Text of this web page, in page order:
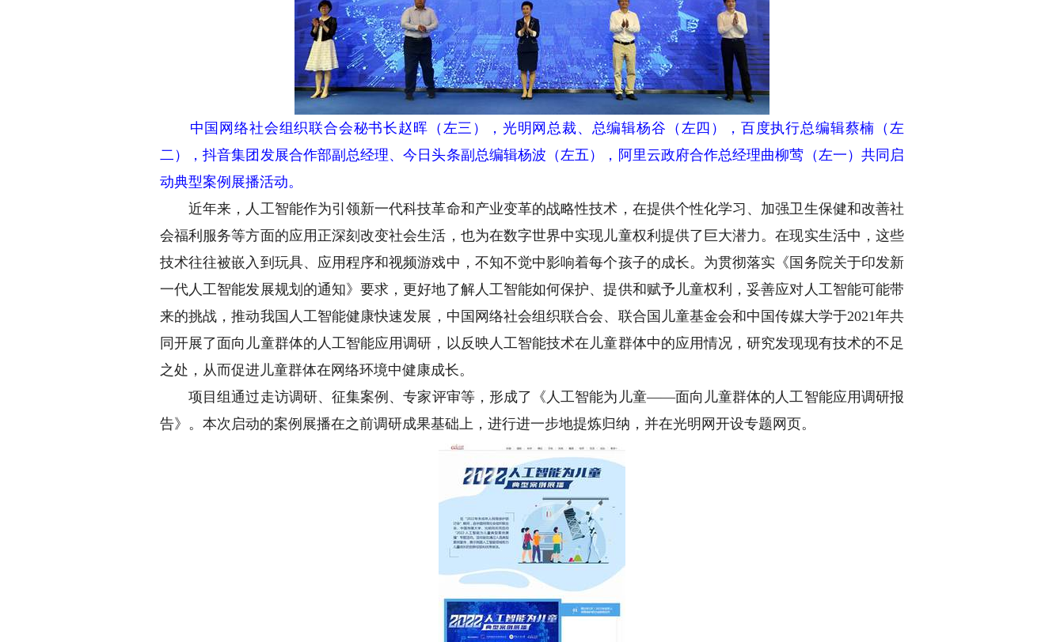
中国网络社会组织联合会秘书长赵晖（左三），光明网总裁、总编辑杨谷（左四），百度执行总编辑蔡楠（左
二），抖音集团发展合作部副总经理、今日头条副总编辑杨波（左五），阿里云政府合作总经理曲柳莺（左一）共同启
动典型案例展播活动。
近年来，人工智能作为引领新一代科技革命和产业变革的战略性技术，在提供个性化学习、加强卫生保健和改善社
会福利服务等方面的应用正深刻改变社会生活，也为在数字世界中实现儿童权利提供了巨大潜力。在现实生活中，这些
技术往往被嵌入到玩具、应用程序和视频游戏中，不知不觉中影响着每个孩子的成长。为贯彻落实《国务院关于印发新
一代人工智能发展规划的通知》要求，更好地了解人工智能如何保护、提供和赋予儿童权利，妥善应对人工智能可能带
来的挑战，推动我国人工智能健康快速发展，中国网络社会组织联合会、联合国儿童基金会和中国传媒大学于2021年共
同开展了面向儿童群体的人工智能应用调研，以反映人工智能技术在儿童群体中的应用情况，研究发现现有技术的不足
之处，从而促进儿童群体在网络环境中健康成长。
项目组通过走访调研、征集案例、专家评审等，形成了《人工智能为儿童——面向儿童群体的人工智能应用调研报
告》。本次启动的案例展播在之前调研成果基础上，进行进一步地提炼归纳，并在光明网开设专题网页。